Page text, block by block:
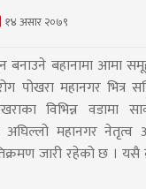
१४ असार २०७९
बनाउने बहानामा आमा
पोखरा महानगर भित्र
विभिन्न वडामा
अघिल्लो महानगर
जारी रहेको छ । यसै